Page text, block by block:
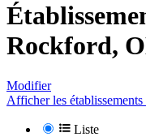
Rockford,
Modifier
Afficher les établissements
Liste